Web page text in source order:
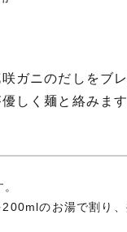
ガニのだしをブ
しく麺と絡みます
のお湯で割り、